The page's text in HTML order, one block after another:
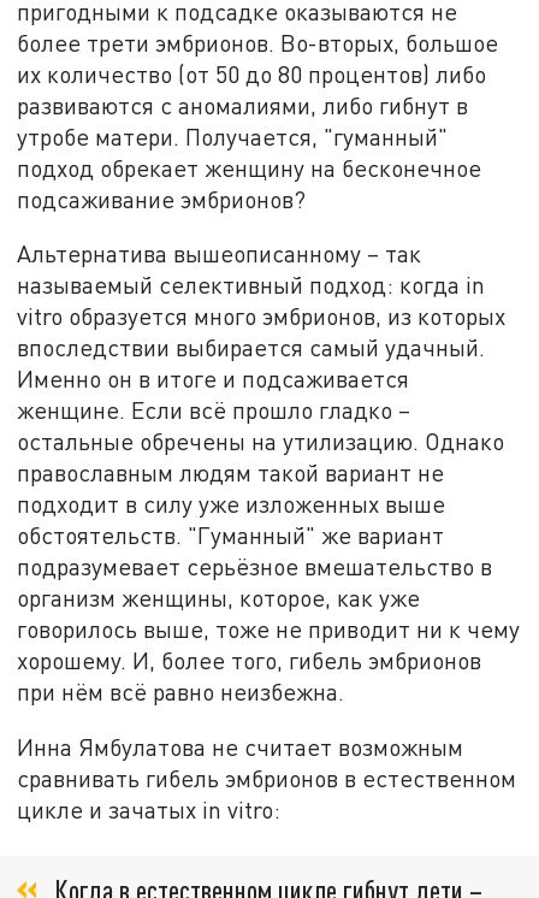
пригодными к подсадке оказываются не
более трети эмбрионов. Во-вторых, большое
их количество (от 50 до 80 процентов) либо
развиваются с аномалиями, либо гибнут в
утробе матери. Получается, "гуманный"
подход обрекает женщину на бесконечное
подсаживание эмбрионов?
Альтернатива вышеописанному – так
называемый селективный подход: когда in
vitro образуется много эмбрионов, из которых
впоследствии выбирается самый удачный.
Именно он в итоге и подсаживается
женщине. Если всё прошло гладко –
остальные обречены на утилизацию. Однако
православным людям такой вариант не
подходит в силу уже изложенных выше
обстоятельств. "Гуманный" же вариант
подразумевает серьёзное вмешательство в
организм женщины, которое, как уже
говорилось выше, тоже не приводит ни к чему
хорошему. И, более того, гибель эмбрионов
при нём всё равно неизбежна.
Инна Ямбулатова не считает возможным
сравнивать гибель эмбрионов в естественном
цикле и зачатых in vitro:
Когда в естественном цикле гибнут дети –